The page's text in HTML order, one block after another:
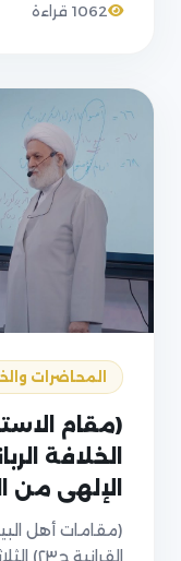
1062 قراءة
المحاضرات
الخلافة
الإلهي من
(مقامات أهل